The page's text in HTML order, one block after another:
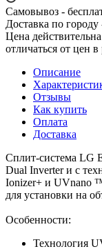
Самовывоз -
Доставка по городу
Цена
отличаться от цен
Описание
Отзывы
Как купить
Оплата
Доставка
Сплит-система LG
Dual Inverter и с
Ionizer+ и UVnano
для установки на
Особенности:
Технология